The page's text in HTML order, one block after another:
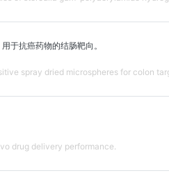
于抗癌药物的结肠靶向。
spray dried microspheres for colon
drug delivery performance.